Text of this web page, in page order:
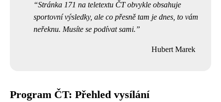
Stránka 171 na teletextu ČT obvykle obsahuje
sportovní výsledky, ale co přesně tam je dnes, to vám
neřeknu. Musíte se podívat sami.
Hubert Marek
Program ČT: Přehled vysílání